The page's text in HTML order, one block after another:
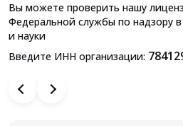
Вы можете проверить нашу
Федеральной службы по надзору
и науки
Введите ИНН организации: